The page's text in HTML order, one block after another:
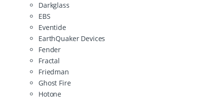
Darkglass
EBS
Eventide
EarthQuaker Devices
Fender
Fractal
Friedman
Ghost Fire
Hotone